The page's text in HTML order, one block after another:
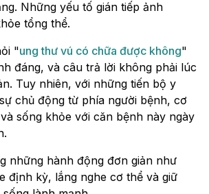
Những yếu tố gián tiếp ảnh
tổng thể.
"ung thư vú có chữa được không"
đáng, và câu trả lời không phải lúc
Tuy nhiên, với những tiến bộ y
chủ động từ phía người bệnh, cơ
sống khỏe với căn bệnh này ngày
những hành động đơn giản như
định kỳ, lắng nghe cơ thể và giữ